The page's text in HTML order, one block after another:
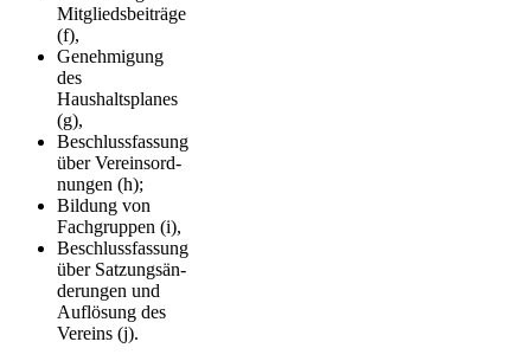
Mitgliedsbeiträge
(f),
Genehmigung
des
Haushaltsplanes
(g),
Beschlussfassung
über Vereins­ord­
nungen (h);
Bildung von
Fachgruppen (i),
Beschlussfassung
über Satzungs­än­
de­rungen und
Auflösung des
Vereins (j).